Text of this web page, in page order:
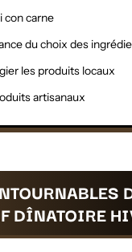
con carne
du choix des
les produits locaux
artisanaux
DÎNATOIRE